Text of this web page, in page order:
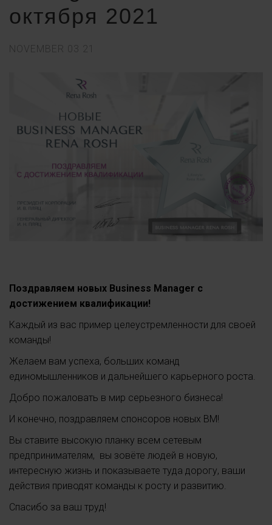
октября 2021
NOVEMBER 03 21
Поздравляем новых Business Manager с
достижением квалификации!
Каждый из вас пример целеустремленности для своей
команды!
Желаем вам успеха, больших команд
единомышленников и дальнейшего карьерного роста.
Добро пожаловать в мир серьезного бизнеса!
И конечно, поздравляем спонсоров новых ВМ!
Вы ставите высокую планку всем сетевым
предпринимателям, вы зовёте людей в новую,
интересную жизнь и показываете туда дорогу, ваши
действия приводят команды к росту и развитию.
Спасибо за ваш труд!